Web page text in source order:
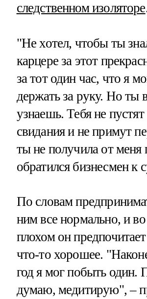
следственном изоляторе
"Не хотел, чтобы ты
карцере за этот
за тот один час, что я
держать за руку. Но ты
узнаешь. Тебя не пустят
свидания и не примут
ты не получила от меня
обратился бизнесмен к
По словам
ним все нормально, и
плохом он
что-то хорошее.
год я мог побыть один.
думаю, медитирую", –